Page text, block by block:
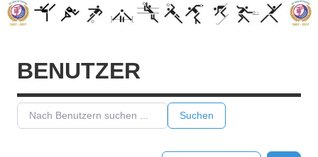
BENUTZER
Nach Benutzern suchen ...
Nach Benutzern suchen ... Suchen